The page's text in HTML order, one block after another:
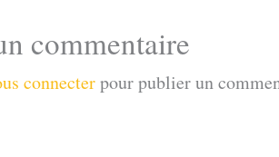
commentaire
connecterpour publier un